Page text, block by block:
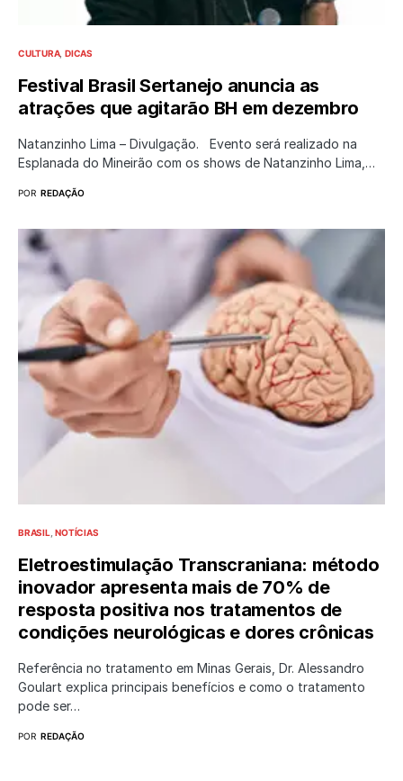
CULTURA DICAS
Festival Brasil Sertanejo anuncia as
atrações que agitarão BH em dezembro
Natanzinho Lima – Divulgação. Evento será realizado na
Esplanada do Mineirão com os shows de Natanzinho Lima,…
POR REDAÇÃO
BRASIL NOTÍCIAS
Eletroestimulação Transcraniana: método
inovador apresenta mais de 70% de
resposta positiva nos tratamentos de
condições neurológicas e dores crônicas
Referência no tratamento em Minas Gerais, Dr. Alessandro
Goulart explica principais benefícios e como o tratamento
pode ser…
POR REDAÇÃO